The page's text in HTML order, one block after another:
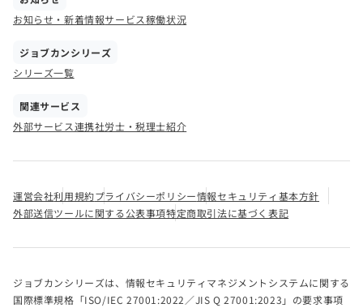
お知らせ・新着情報サービス稼働状況
ジョブカンシリーズ
シリーズ一覧
関連サービス
外部サービス連携社労士・税理士紹介
運営会社利用規約プライバシーポリシー情報セキュリティ基本方針
外部送信ツールに関する公表事項特定商取引法に基づく表記
ジョブカンシリーズは、情報セキュリティマネジメントシステムに関する
国際標準規格「ISO/IEC 27001:2022／JIS Q 27001:2023」の要求事項